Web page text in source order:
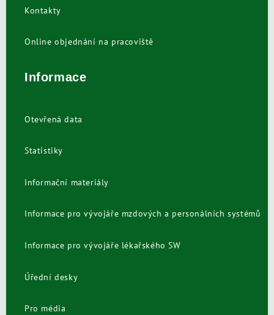
Kontakty
Online objednání na pracoviště
Informace
Otevřená data
Statistiky
Informační materiály
Informace pro vývojáře mzdových a personálních systémů
Informace pro vývojáře lékařského SW
Úřední desky
Pro média